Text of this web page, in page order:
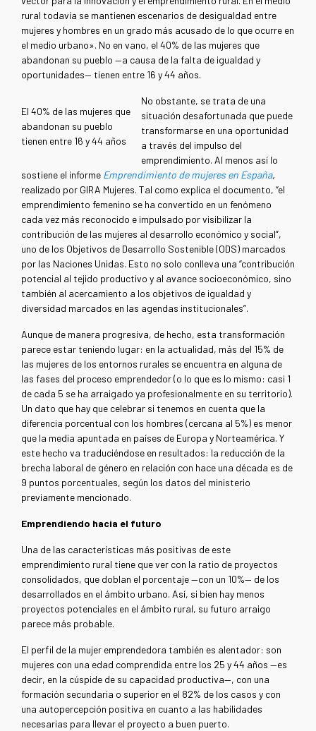
rural todavía se mantienen escenarios de desigualdad entre
mujeres y hombres en un grado más acusado de lo que ocurre en
el medio urbano». No en vano, el 40% de las mujeres que
abandonan su pueblo —a causa de la falta de igualdad y
oportunidades— tienen entre 16 y 44 años.
El 40% de las mujeres que
abandonan su pueblo
tienen entre 16 y 44 años
No obstante, se trata de una
situación desafortunada que puede
transformarse en una oportunidad
a través del impulso del
emprendimiento. Al menos así lo
sostiene el informe Emprendimiento de mujeres en España,
realizado por GIRA Mujeres. Tal como explica el documento, “el
emprendimiento femenino se ha convertido en un fenómeno
cada vez más reconocido e impulsado por visibilizar la
contribución de las mujeres al desarrollo económico y social”,
uno de los Objetivos de Desarrollo Sostenible (ODS) marcados
por las Naciones Unidas. Esto no solo conlleva una “contribución
potencial al tejido productivo y al avance socioeconómico, sino
también al acercamiento a los objetivos de igualdad y
diversidad marcados en las agendas institucionales”.
Aunque de manera progresiva, de hecho, esta transformación
parece estar teniendo lugar: en la actualidad, más del 15% de
las mujeres de los entornos rurales se encuentra en alguna de
las fases del proceso emprendedor (o lo que es lo mismo: casi 1
de cada 5 se ha arraigado ya profesionalmente en su territorio).
Un dato que hay que celebrar si tenemos en cuenta que la
diferencia porcentual con los hombres (cercana al 5%) es menor
que la media apuntada en países de Europa y Norteamérica. Y
este hecho va traduciéndose en resultados: la reducción de la
brecha laboral de género en relación con hace una década es de
9 puntos porcentuales, según los datos del ministerio
previamente mencionado.
Emprendiendo hacia el futuro
Una de las características más positivas de este
emprendimiento rural tiene que ver con la ratio de proyectos
consolidados, que doblan el porcentaje—con un 10%— de los
desarrollados en el ámbito urbano. Así, si bien hay menos
proyectos potenciales en el ámbito rural, su futuro arraigo
parece más probable.
El perfil de la mujer emprendedora también es alentador: son
mujeres con una edad comprendida entre los 25 y 44 años —es
decir, en la cúspide de su capacidad productiva—, con una
formación secundaria o superior en el 82% de los casos y con
una autopercepción positiva en cuanto a las habilidades
necesarias para llevar el proyecto a buen puerto.